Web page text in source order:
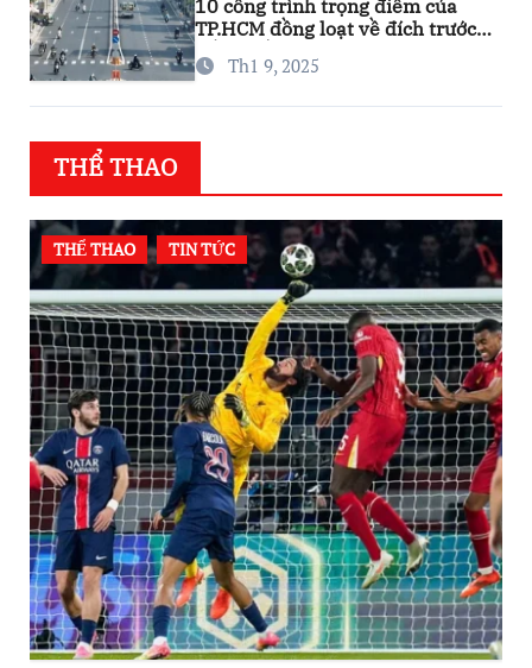
10 công trình trọng điểm của
TP.HCM đồng loạt về đích trước
thềm Tết Nguyên đán
Th1 9, 2025
THỂ THAO
THỂ THAO TIN TỨC